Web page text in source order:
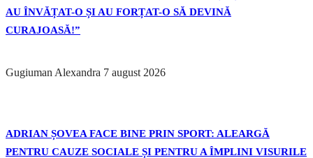
AU ÎNVĂȚAT-O ȘI AU FORȚAT-O SĂ DEVINĂ
CURAJOASĂ!”
Gugiuman Alexandra 7 august 2026
ADRIAN ȘOVEA FACE BINE PRIN SPORT: ALEARGĂ
PENTRU CAUZE SOCIALE ȘI PENTRU A ÎMPLINI VISURILE